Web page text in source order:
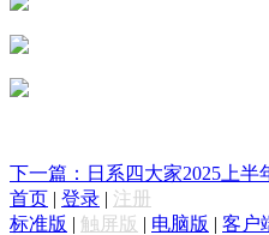
下一篇：日系四大家2025上
首页 | 登录 | 注册
标准版 | 触屏版 | 电脑版 | 客户